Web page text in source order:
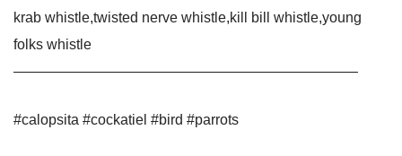
krab whistle,twisted nerve whistle,kill bill whistle,young
folks whistle
————————————————————————
#calopsita #cockatiel #bird #parrots